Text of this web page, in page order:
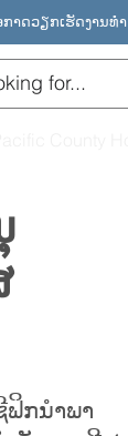
ກາດວຽກເຮັດງານທໍາ
ກນຳພາ